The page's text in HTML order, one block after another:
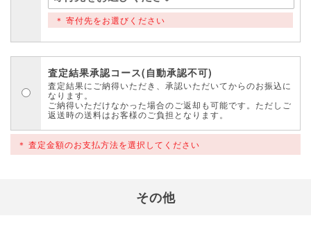
寄付先をお選びください
査定結果承認コース(自動承認不可)
査定結果にご納得いただき、承認いただいてからのお振込に
なります。
ご納得いただけなかった場合のご返却も可能です。ただしご
返送時の送料はお客様のご負担となります。
査定金額のお支払方法を選択してください
その他